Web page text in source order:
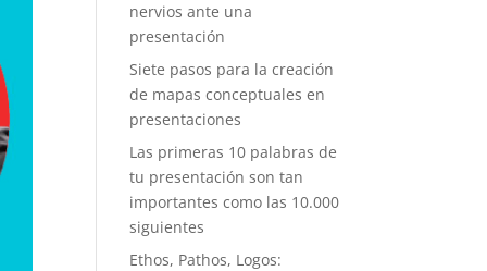
nervios ante una
presentación
Siete pasos para la creación
de mapas conceptuales en
presentaciones
Las primeras 10 palabras de
tu presentación son tan
importantes como las 10.000
siguientes
Ethos, Pathos, Logos: